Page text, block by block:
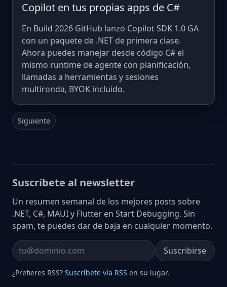
Copilot en tus propias apps de C#
En Build 2026 GitHub lanzó Copilot SDK 1.0 GA
con un paquete de .NET de primera clase.
Ahora puedes manejar desde código C# el
mismo runtime de agente con planificación,
llamadas a herramientas y sesiones
multironda, BYOK incluido.
Siguiente
Suscríbete al newsletter
Un resumen semanal de los mejores posts sobre
.NET, C#, MAUI y Flutter en Start Debugging. Sin
spam, te puedes dar de baja en cualquier momento.
Email address Suscribirse
¿Prefieres RSS? Suscríbete vía RSS en su lugar.